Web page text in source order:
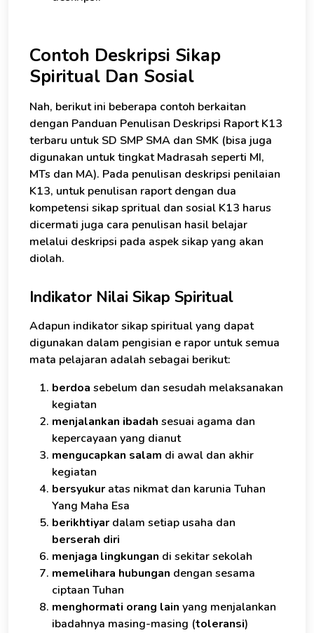
Contoh Deskripsi Sikap
Spiritual Dan Sosial
Nah, berikut ini beberapa contoh berkaitan
dengan Panduan Penulisan Deskripsi Raport K13
terbaru untuk SD SMP SMA dan SMK (bisa juga
digunakan untuk tingkat Madrasah seperti MI,
MTs dan MA). Pada penulisan deskripsi penilaian
K13, untuk penulisan raport dengan dua
kompetensi sikap spritual dan sosial K13 harus
dicermati juga cara penulisan hasil belajar
melalui deskripsi pada aspek sikap yang akan
diolah.
Indikator Nilai Sikap Spiritual
Adapun indikator sikap spiritual yang dapat
digunakan dalam pengisian e rapor untuk semua
mata pelajaran adalah sebagai berikut:
berdoa sebelum dan sesudah melaksanakan
kegiatan
menjalankan ibadah sesuai agama dan
kepercayaan yang dianut
mengucapkan salam di awal dan akhir
kegiatan
bersyukur atas nikmat dan karunia Tuhan
Yang Maha Esa
berikhtiyar dalam setiap usaha dan
berserah diri
menjaga lingkungan di sekitar sekolah
memelihara hubungan dengan sesama
ciptaan Tuhan
menghormati orang lain yang menjalankan
ibadahnya masing-masing (toleransi)
Konsultasi Gratis - Kami siap membantu.